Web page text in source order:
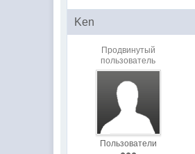
Ken
Продвинутый
пользователь
Пользователи